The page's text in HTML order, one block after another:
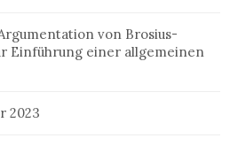
von Brosius-
Einführung einer allgemeinen
2023